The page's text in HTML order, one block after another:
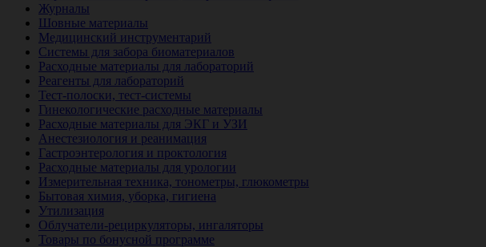
Журналы
Шовные материалы
Медицинский инструментарий
Системы для забора биоматериалов
Расходные материалы для лабораторий
Реагенты для лабораторий
Тест-полоски, тест-системы
Гинекологические расходные материалы
Расходные материалы для ЭКГ и УЗИ
Анестезиология и реанимация
Гастроэнтерология и проктология
Расходные материалы для урологии
Измерительная техника, тонометры, глюкометры
Бытовая химия, уборка, гигиена
Утилизация
Облучатели-рециркуляторы, ингаляторы
Товары по бонусной программе